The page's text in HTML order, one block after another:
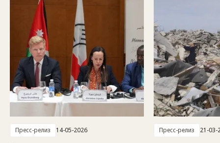
Пресс-релиз 14-05-2026 Пресс-релиз 21-03-